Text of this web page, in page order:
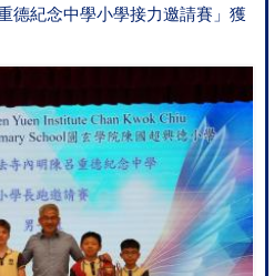
德紀念中學小學接力邀請賽」獲